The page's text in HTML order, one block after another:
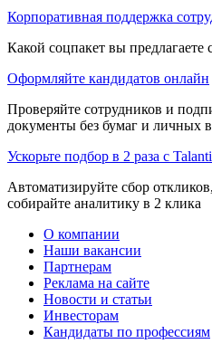
Корпоративная поддержка
Какой соцпакет вы
Оформляйте кандидатов онлайн
Проверяйте сотрудников и
документы без бумаг и личных
Ускорьте подбор в 2 раза с
Автоматизируйте сбор
собирайте аналитику в 2 клика
О компании
Наши вакансии
Партнерам
Реклама на сайте
Новости и статьи
Инвесторам
Кандидаты по профессиям